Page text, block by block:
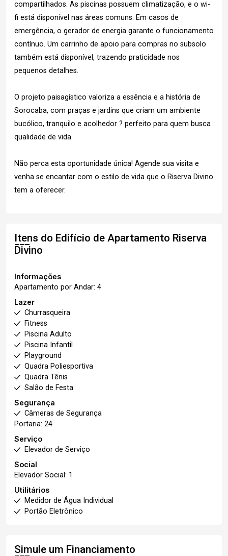
compartilhados. As piscinas possuem climatização, e o wi-
fi está disponível nas áreas comuns. Em casos de
emergência, o gerador de energia garante o funcionamento
contínuo. Um carrinho de apoio para compras no subsolo
também está disponível, trazendo praticidade nos
pequenos detalhes.
O projeto paisagístico valoriza a essência e a história de
Sorocaba, com praças e jardins que criam um ambiente
bucólico, tranquilo e acolhedor ? perfeito para quem busca
qualidade de vida.
Não perca esta oportunidade única! Agende sua visita e
venha se encantar com o estilo de vida que o Riserva Divino
tem a oferecer.
Itens do Edifício de Apartamento Riserva
Divino
Informações
Apartamento por Andar: 4
Lazer
Churrasqueira
Fitness
Piscina Adulto
Piscina Infantil
Playground
Quadra Poliesportiva
Quadra Tênis
Salão de Festa
Segurança
Câmeras de Segurança
Portaria: 24
Serviço
Elevador de Serviço
Social
Elevador Social: 1
Utilitários
Medidor de Água Individual
Portão Eletrônico
Simule um Financiamento